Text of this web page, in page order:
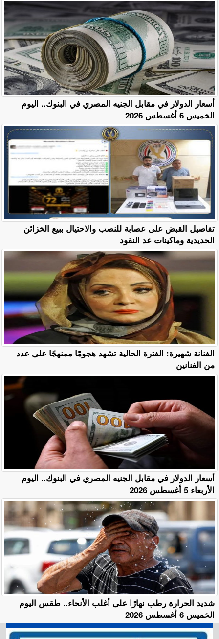
أسعار الدولار في مقابل الجنيه المصري في البنوك.. اليوم
الخميس 6 أغسطس 2026
تفاصيل القبض على عصابة للنصب والاحتيال ببيع الخزائن
الحديدية وماكينات عد النقود
الفنانة شهيرة: الفترة الحالية تشهد هجومًا ممنهجًا على عدد
من الفنانين
أسعار الدولار في مقابل الجنيه المصري في البنوك.. اليوم
الأربعاء 5 أغسطس 2026
​شديد الحرارة رطب نهارًا على أغلب الأنحاء.. طقس اليوم
الخميس 6 أغسطس 2026